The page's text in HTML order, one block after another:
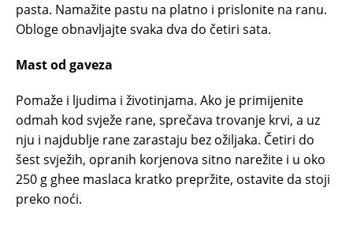
pasta. Namažite pastu na platno i prislonite na ranu.
Obloge obnavljajte svaka dva do četiri sata.
Mast od gaveza
Pomaže i ljudima i životinjama. Ako je primijenite
odmah kod svježe rane, sprečava trovanje krvi, a uz
nju i najdublje rane zarastaju bez ožiljaka. Četiri do
šest svježih, opranih korjenova sitno narežite i u oko
250 g ghee maslaca kratko prepržite, ostavite da stoji
preko noći.